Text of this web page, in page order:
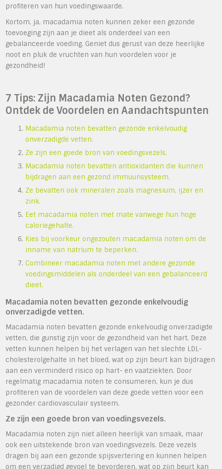
profiteren van hun voedingswaarde.
Kortom, ja, macadamia noten kunnen zeker een gezonde
toevoeging zijn aan je dieet als onderdeel van een
gebalanceerde voeding. Geniet dus gerust van deze heerlijke
noot en pluk de vruchten van hun voordelen voor je
gezondheid!
7 Tips: Zijn Macadamia Noten Gezond?
Ontdek de Voordelen en Aandachtspunten
Macadamia noten bevatten gezonde enkelvoudig
onverzadigde vetten.
Ze zijn een goede bron van voedingsvezels.
Macadamia noten bevatten antioxidanten die kunnen
bijdragen aan een gezond immuunsysteem.
Ze bevatten ook mineralen zoals magnesium, ijzer en
zink.
Eet macadamia noten met mate vanwege hun hoge
caloriegehalte.
Kies bij voorkeur ongezouten macadamia noten om de
inname van natrium te beperken.
Combineer macadamia noten met andere gezonde
voedingsmiddelen als onderdeel van een gebalanceerd
dieet.
Macadamia noten bevatten gezonde enkelvoudig
onverzadigde vetten.
Macadamia noten bevatten gezonde enkelvoudig onverzadigde
vetten, die gunstig zijn voor de gezondheid van het hart. Deze
vetten kunnen helpen bij het verlagen van het slechte LDL-
cholesterolgehalte in het bloed, wat op zijn beurt kan bijdragen
aan een verminderd risico op hart- en vaatziekten. Door
regelmatig macadamia noten te consumeren, kun je dus
profiteren van de voordelen van deze goede vetten voor een
gezonder cardiovasculair systeem.
Ze zijn een goede bron van voedingsvezels.
Macadamia noten zijn niet alleen heerlijk van smaak, maar
ook een uitstekende bron van voedingsvezels. Deze vezels
dragen bij aan een gezonde spijsvertering en kunnen helpen
om een verzadigd gevoel te bevorderen, wat op zijn beurt kan